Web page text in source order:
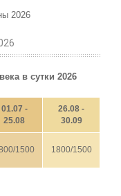
2026
в сутки 2026
01.07 -
25.08
26.08 -
30.09
1500 1800/1500